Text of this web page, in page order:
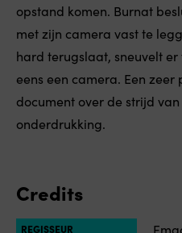
opstand komen. Burnat
met zijn camera vast te
hard terugslaat, sneuvelt
eens een camera. Een
document over de strijd
onderdrukking.
Credits
REGISSEUR